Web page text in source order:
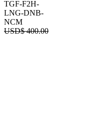
TGF-F2H-
LNG-DNB-
NCM
USD$400.00